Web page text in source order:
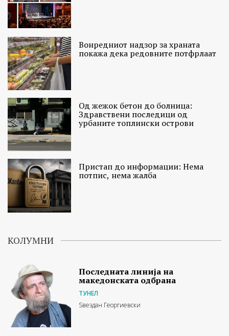
Вонредниот надзор за храната
покажа дека редовните потфрлаат
Од жежок бетон до болница:
Здравствени последици од
урбаните топлински острови
Пристап до информации: Нема
потпис, нема жалба
КОЛУМНИ
Последната линија на
македонската одбрана
ТУНЕЛ
Ѕвездан Георгиевски